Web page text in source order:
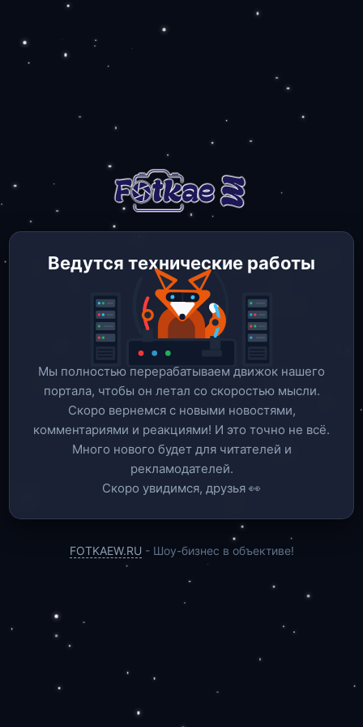
Ведутся технические работы
Мы полностью перерабатываем движок нашего
портала, чтобы он летал со скоростью мысли.
Скоро вернемся c новыми новостями,
комментариями и реакциями! И это точно не всё.
Много нового будет для читателей и
рекламодателей.
Скоро увидимся, друзья 👀
FOTKAEW.RU - Шоу-бизнес в объективе!